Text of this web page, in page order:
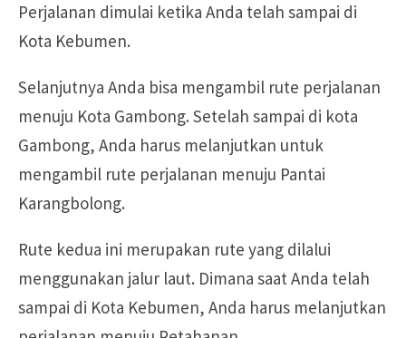
Perjalanan dimulai ketika Anda telah sampai di
Kota Kebumen.
Selanjutnya Anda bisa mengambil rute perjalanan
menuju Kota Gambong. Setelah sampai di kota
Gambong, Anda harus melanjutkan untuk
mengambil rute perjalanan menuju Pantai
Karangbolong.
Rute kedua ini merupakan rute yang dilalui
menggunakan jalur laut. Dimana saat Anda telah
sampai di Kota Kebumen, Anda harus melanjutkan